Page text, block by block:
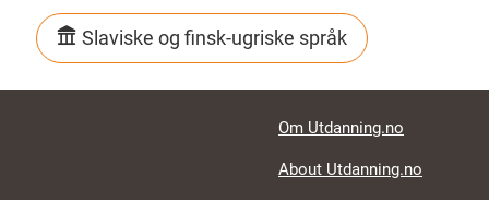
Slaviske og finsk-ugriske språk
Footer links
Om Utdanning.no
About Utdanning.no